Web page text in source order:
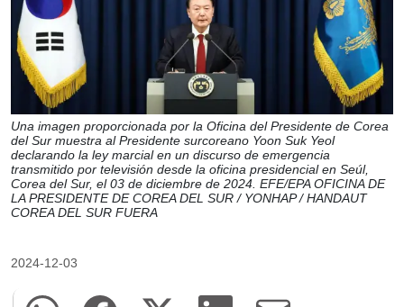
Una imagen proporcionada por la Oficina del Presidente de Corea
del Sur muestra al Presidente surcoreano Yoon Suk Yeol
declarando la ley marcial en un discurso de emergencia
transmitido por televisión desde la oficina presidencial en Seúl,
Corea del Sur, el 03 de diciembre de 2024. EFE/EPA OFICINA DE
LA PRESIDENTE DE COREA DEL SUR / YONHAP / HANDAUT
COREA DEL SUR FUERA
2024-12-03